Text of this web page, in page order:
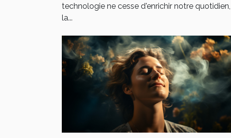
technologie ne cesse d'enrichir notre quotidien,
la...